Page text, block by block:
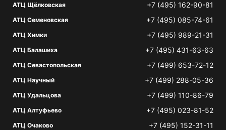
АТЦ Щёлковская +7 (495) 162-90-81
АТЦ Семеновская +7 (495) 085-74-61
АТЦ Химки +7 (495) 989-21-31
АТЦ Балашиха +7 (495) 431-63-63
АТЦ Севастопольская +7 (499) 653-72-12
АТЦ Научный +7 (499) 288-05-36
АТЦ Удальцова +7 (499) 110-86-79
АТЦ Алтуфьево +7 (495) 023-81-52
АТЦ Очаково +7 (495) 152-31-11